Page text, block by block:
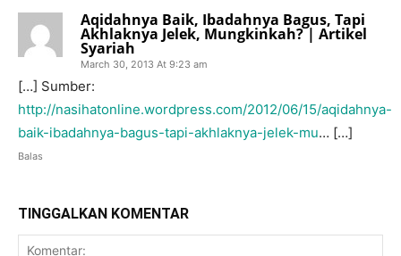
Aqidahnya Baik, Ibadahnya Bagus, Tapi
Akhlaknya Jelek, Mungkinkah? | Artikel
Syariah
March 30, 2013 At 9:23 am
[…] Sumber:
http://nasihatonline.wordpress.com/2012/06/15/aqidahnya-
baik-ibadahnya-bagus-tapi-akhlaknya-jelek-mu… […]
Balas
TINGGALKAN KOMENTAR